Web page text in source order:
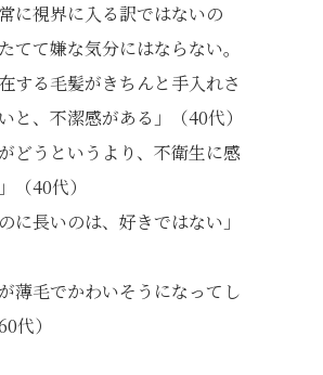
に視界に入る訳ではないの
てて嫌な気分にはならない。
する毛髪がきちんと手入れさ
と、不潔感がある」（40代）
がどうというより、不衛生に感
（40代）
に長いのは、好きではない」​​
が薄毛でかわいそうになってし
代）